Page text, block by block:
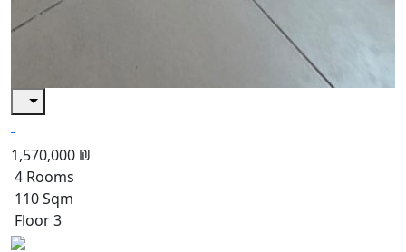
1,570,000 ₪
4 Rooms
110 Sqm
Floor 3